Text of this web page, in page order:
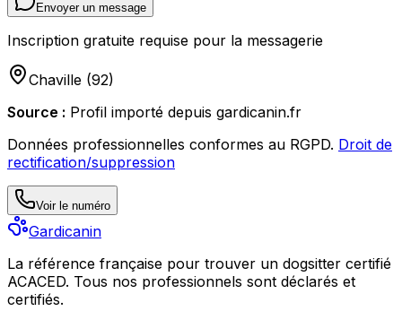
Envoyer un message
Inscription gratuite requise pour la messagerie
Chaville (92)
Source : Profil importé depuis gardicanin.fr
Données professionnelles conformes au RGPD. Droit de
rectification/suppression
Voir le numéro
Gardicanin
La référence française pour trouver un dogsitter certifié
ACACED. Tous nos professionnels sont déclarés et
certifiés.